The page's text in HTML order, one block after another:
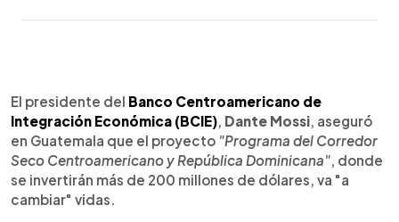
► Escuchar artículo
El presidente del Banco Centroamericano de
Integración Económica (BCIE), Dante Mossi, aseguró
en Guatemala que el proyecto "Programa del Corredor
Seco Centroamericano y República Dominicana", donde
se invertirán más de 200 millones de dólares, va "a
cambiar" vidas.